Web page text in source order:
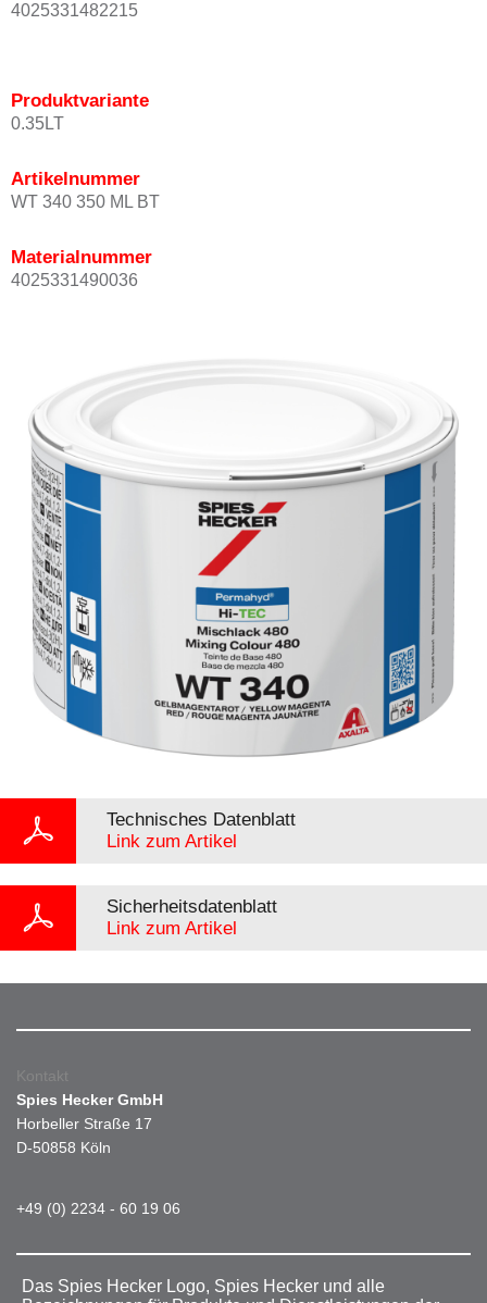
4025331482215
Produktvariante
0.35LT
Artikelnummer
WT 340 350 ML BT
Materialnummer
4025331490036
Technisches Datenblatt
Link zum Artikel
Sicherheitsdatenblatt
Link zum Artikel
Kontakt
Spies Hecker GmbH
Horbeller Straße 17
D-50858 Köln
+49 (0) 2234 - 60 19 06
Das Spies Hecker Logo, Spies Hecker und alle